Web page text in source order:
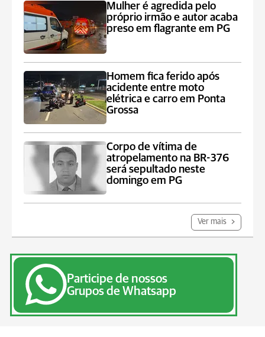
Mulher é agredida pelo
próprio irmão e autor acaba
preso em flagrante em PG
Homem fica ferido após
acidente entre moto
elétrica e carro em Ponta
Grossa
Corpo de vítima de
atropelamento na BR-376
será sepultado neste
domingo em PG
Ver mais
Participe de nossos
Grupos de Whatsapp